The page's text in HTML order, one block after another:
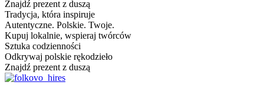
Znajdź prezent z duszą
Tradycja, która inspiruje
Autentyczne. Polskie. Twoje.
Kupuj lokalnie, wspieraj twórców
Sztuka codzienności
Odkrywaj polskie rękodzieło
Znajdź prezent z duszą